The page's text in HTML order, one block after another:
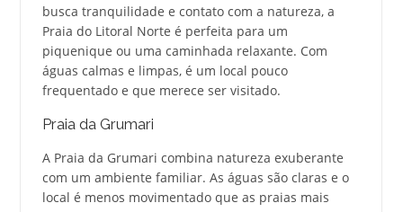
busca tranquilidade e contato com a natureza, a
Praia do Litoral Norte é perfeita para um
piquenique ou uma caminhada relaxante. Com
águas calmas e limpas, é um local pouco
frequentado e que merece ser visitado.
Praia da Grumari
A Praia da Grumari combina natureza exuberante
com um ambiente familiar. As águas são claras e o
local é menos movimentado que as praias mais